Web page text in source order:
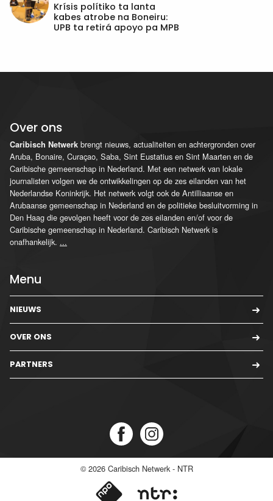
Krísis polítiko ta lanta
kabes atrobe na Boneiru:
UPB ta retirá apoyo pa MPB
Over ons
Caribisch Netwerk brengt nieuws, actualiteiten en achtergronden over
Aruba, Bonaire, Curaçao, Saba, Sint Eustatius en Sint Maarten en de
Caribische gemeenschap in Nederland. Met een netwerk van lokale
journalisten volgen we de ontwikkelingen op de zes eilanden van het
Nederlandse Koninkrijk. Het netwerk volgt ook de Antilliaanse en
Arubaanse gemeenschap in Nederland en de politieke besluitvorming in
Den Haag die gevolgen heeft voor de zes eilanden en/of voor de
Caribische gemeenschap in Nederland. Caribisch Netwerk is
onafhankelijk. ...
Menu
NIEUWS
OVER ONS
PARTNERS
© 2026 Caribisch Netwerk - NTR